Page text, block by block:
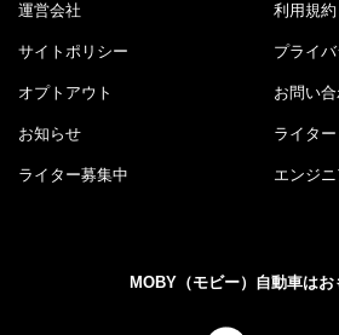
運営会社 利用規約
サイトポリシー プライ
オプトアウト お問い
お知らせ ライタ
ライター募集中 エンジ
MOBY（モビー）自動車はお